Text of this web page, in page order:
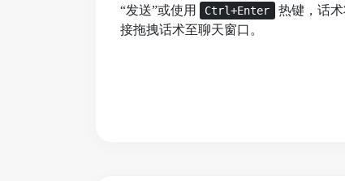
“发送”或使用
Ctrl+Enter
热键，话
接拖拽话术至聊天窗口。